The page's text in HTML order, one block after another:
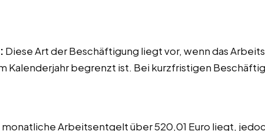
Diese Art der Beschäftigung liegt vor, wenn das
Kalenderjahr begrenzt ist. Bei kurzfristigen
monatliche Arbeitsentgelt über 520,01 Euro liegt,